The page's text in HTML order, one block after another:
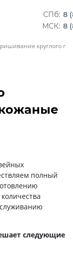
СПб: 8
МСК: 8
круглого
полный
следующие